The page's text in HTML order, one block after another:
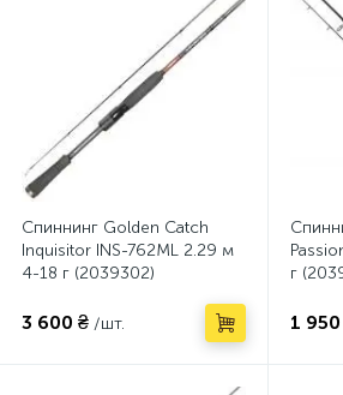
Спиннинг Golden Catch
Inquisitor INS-762ML 2.29 м
4-18 г (2039302)
3 600 ₴ /шт.
г
1